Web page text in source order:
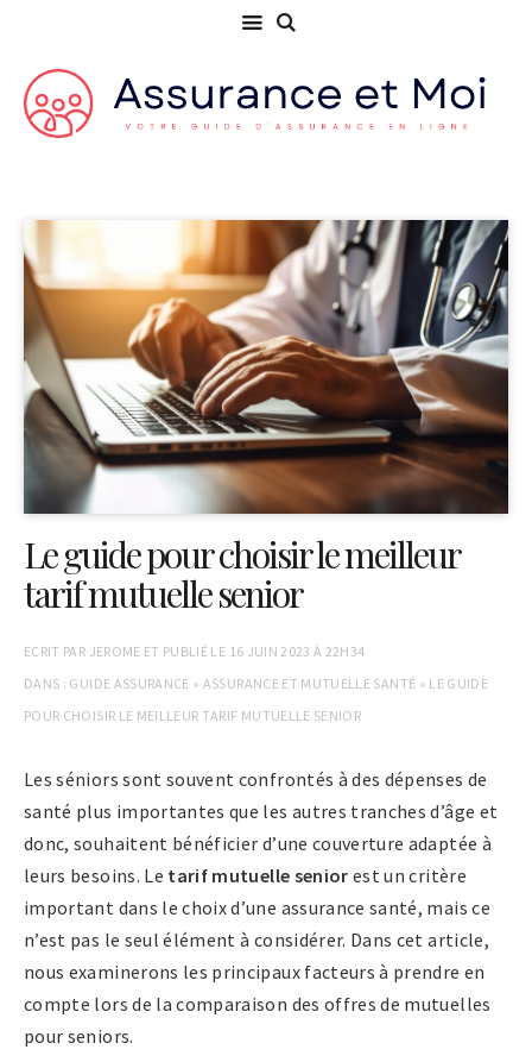
Le guide pour choisir le meilleur
tarif mutuelle senior
ECRIT PAR JEROME ET PUBLIÉ LE 16 JUIN 2023 À 22H34
DANS : GUIDE ASSURANCE » ASSURANCE ET MUTUELLE SANTÉ » LE GUIDE
POUR CHOISIR LE MEILLEUR TARIF MUTUELLE SENIOR
Les séniors sont souvent confrontés à des dépenses de
santé plus importantes que les autres tranches d’âge et
donc, souhaitent bénéficier d’une couverture adaptée à
leurs besoins. Le tarif mutuelle senior est un critère
important dans le choix d’une assurance santé, mais ce
n’est pas le seul élément à considérer. Dans cet article,
nous examinerons les principaux facteurs à prendre en
compte lors de la comparaison des offres de mutuelles
pour seniors.